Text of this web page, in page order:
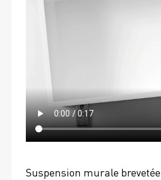
Suspension murale brevetée